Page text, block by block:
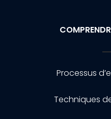
Processus
Techniques